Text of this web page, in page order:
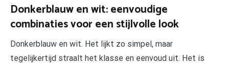
Donkerblauw en wit: eenvoudige
combinaties voor een stijlvolle look
Donkerblauw en wit. Het lijkt zo simpel, maar
tegelijkertijd straalt het klasse en eenvoud uit. Het is